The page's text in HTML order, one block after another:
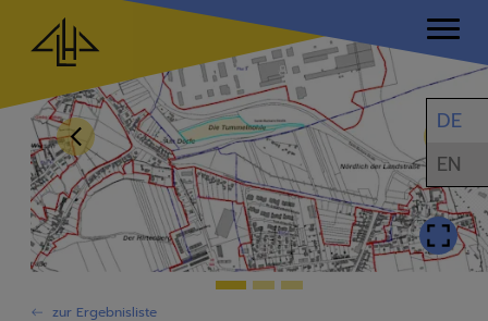
DE
EN
zur Ergebnisliste